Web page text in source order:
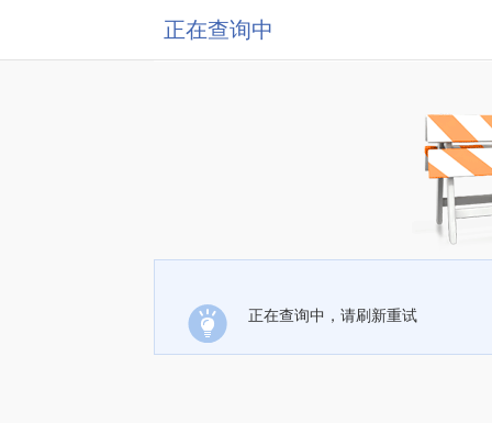
正在查询中
正在查询中，请刷新重试